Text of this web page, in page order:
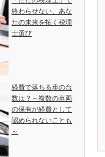
終わらせない、あな
たの未来を拓く税理
士選び
経費で落ちる車の台
数は？～複数の車両
の保有が経費として
認められないことも
～